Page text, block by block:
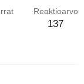
Reaktioarvo
137